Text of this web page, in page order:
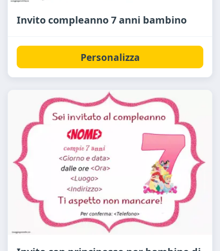
Invito compleanno 7 anni bambino
Personalizza